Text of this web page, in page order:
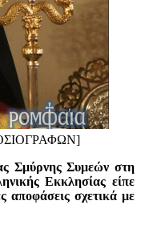
Σμύρνης Συμεών στη
Εκκλησίας είπε
αποφάσεις σχετικά με